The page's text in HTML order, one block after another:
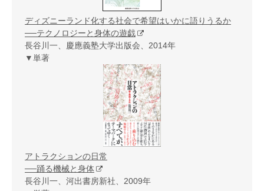
ディズニーランド化する社会で希望はいかに語りうるか
──テクノロジーと身体の遊戯
長谷川一、慶應義塾大学出版会、2014年
▼単著
アトラクションの日常
──踊る機械と身体
長谷川一、河出書房新社、2009年